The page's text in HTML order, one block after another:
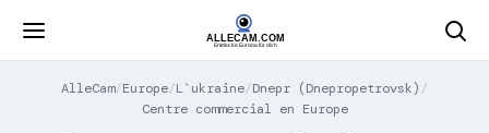
AlleCam Europe L`ukraine Dnepr (Dnepropetrovsk)
Centre commercial en Europe